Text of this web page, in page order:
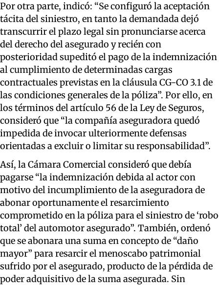
Por otra parte, indicó: “Se configuró la aceptación
tácita del siniestro, en tanto la demandada dejó
transcurrir el plazo legal sin pronunciarse acerca
del derecho del asegurado y recién con
posterioridad supeditó el pago de la indemnización
al cumplimiento de determinadas cargas
contractuales previstas en la cláusula CG-CO 3.1 de
las condiciones generales de la póliza”. Por ello, en
los términos del artículo 56 de la Ley de Seguros,
consideró que “la compañía aseguradora quedó
impedida de invocar ulteriormente defensas
orientadas a excluir o limitar su responsabilidad”.
Así, la Cámara Comercial consideró que debía
pagarse “la indemnización debida al actor con
motivo del incumplimiento de la aseguradora de
abonar oportunamente el resarcimiento
comprometido en la póliza para el siniestro de ‘robo
total’ del automotor asegurado”. También, ordenó
que se abonara una suma en concepto de “daño
mayor” para resarcir el menoscabo patrimonial
sufrido por el asegurado, producto de la pérdida de
poder adquisitivo de la suma asegurada. Sin